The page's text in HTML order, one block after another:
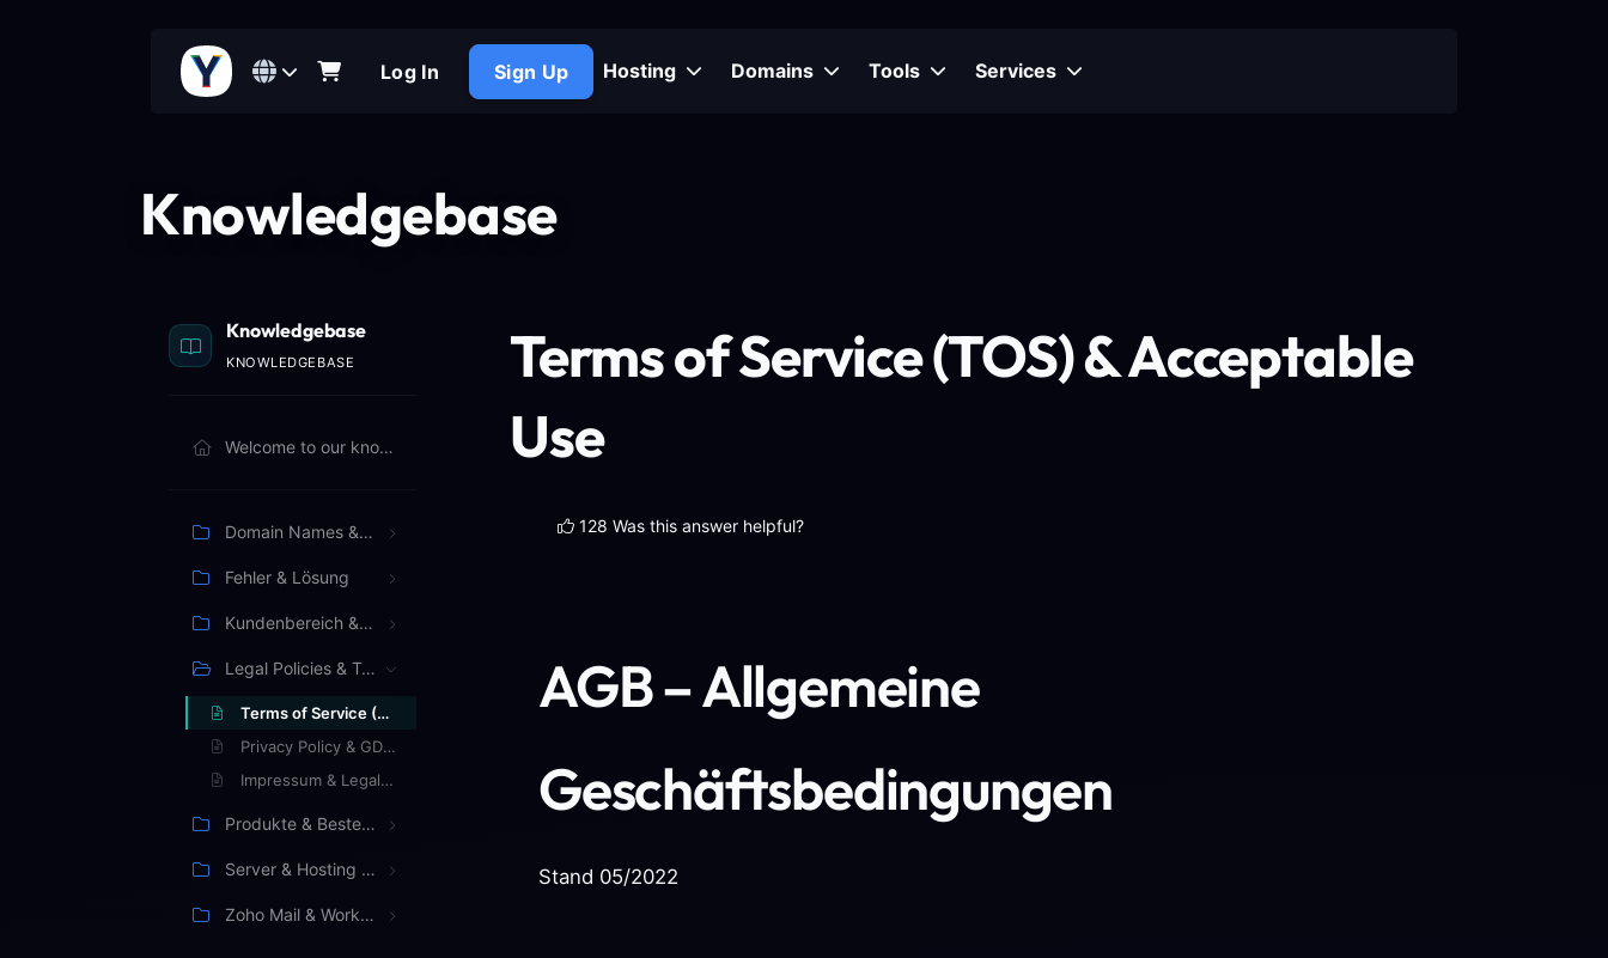
Log In Sign Up Hosting Domains Tools Services
Knowledgebase
Knowledgebase
KNOWLEDGEBASE
Welcome to our knowledgebase. Browse articles below to learn more.
Domain Names & Billing
Fehler & Lösung
Kundenbereich & Verwaltung
Legal Policies & Terms
Terms of Service (TOS) & Acceptable Use
Privacy Policy & GDPR Compliance
Impressum & Legal Notice
Produkte & Bestellung
Server & Hosting Management
Zoho Mail & Workspace
Terms of Service (TOS) & Acceptable
Use
128 Was this answer helpful?
AGB – Allgemeine
Geschäftsbedingungen
Stand 05/2022